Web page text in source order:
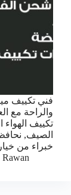
فني تكييف
والراحة مع
تكييف
الصيف,
خبراء من
Rawan